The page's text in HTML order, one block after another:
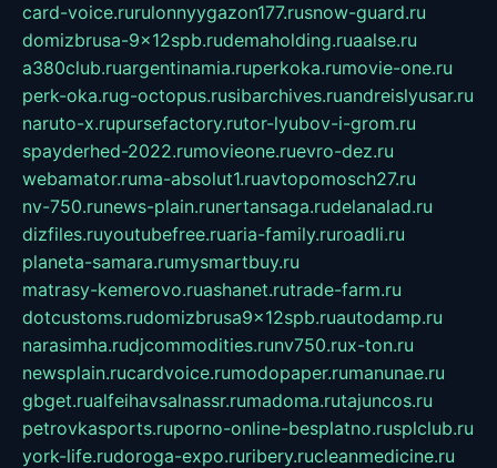
card-voice.rurulonnyygazon177.rusnow-guard.ru
domizbrusa-9x12spb.rudemaholding.ruaalse.ru
a380club.ruargentinamia.ruperkoka.rumovie-one.ru
perk-oka.rug-octopus.rusibarchives.ruandreislyusar.ru
naruto-x.rupursefactory.rutor-lyubov-i-grom.ru
spayderhed-2022.rumovieone.ruevro-dez.ru
webamator.ruma-absolut1.ruavtopomosch27.ru
nv-750.runews-plain.runertansaga.rudelanalad.ru
dizfiles.ruyoutubefree.ruaria-family.ruroadli.ru
planeta-samara.rumysmartbuy.ru
matrasy-kemerovo.ruashanet.rutrade-farm.ru
dotcustoms.rudomizbrusa9x12spb.ruautodamp.ru
narasimha.rudjcommodities.runv750.rux-ton.ru
newsplain.rucardvoice.rumodopaper.rumanunae.ru
gbget.rualfeihavsalnassr.rumadoma.rutajuncos.ru
petrovkasports.ruporno-online-besplatno.rusplclub.ru
york-life.rudoroga-expo.ruribery.rucleanmedicine.ru